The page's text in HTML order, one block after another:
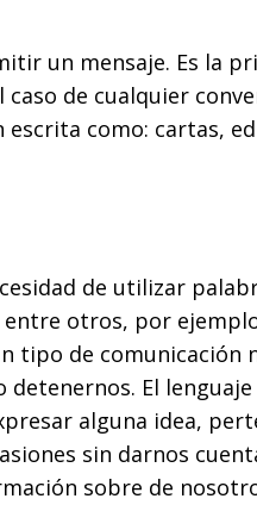
un mensaje. Es la
de cualquier
como: cartas,
de utilizar
otros, por
tipo de comunicación
El
alguna idea,
sin darnos
sobre de